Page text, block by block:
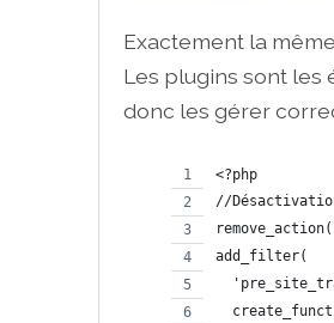
Exactement la
Les plugins sont les
donc les gérer
<?php
//
add_filter(